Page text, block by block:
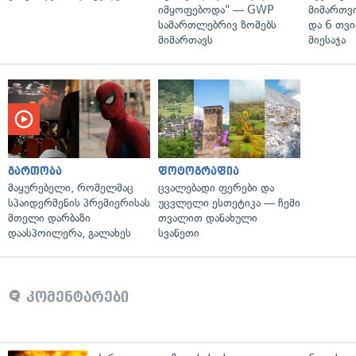
იმყოფებოდა" — GWP
სამართლებრივ ზომებს
მიმართავს
და 6
მიესაჯა
გართობა
მაყურებელი, რომელმაც
სპაიდერმენის პრემიერისას
მთელი დარბაზი
დაასპოილერა, გალახეს
ფოტოგრაფია
ცვალებადი ფერები და
უცვლელი ესთეტიკა — ჩემი
თვალით დანახული
სვანეთი
კომენტარები